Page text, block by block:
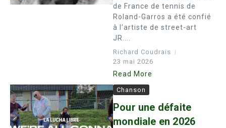
de France de tennis de
Roland-Garros a été confié
à l’artiste de street-art
JR....
Richard Coudrais
23 mai 2026
Read More
Chanson
Pour une défaite
mondiale en 2026